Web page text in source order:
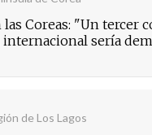
Coreas: "Un tercer
sería
de Los Lagos